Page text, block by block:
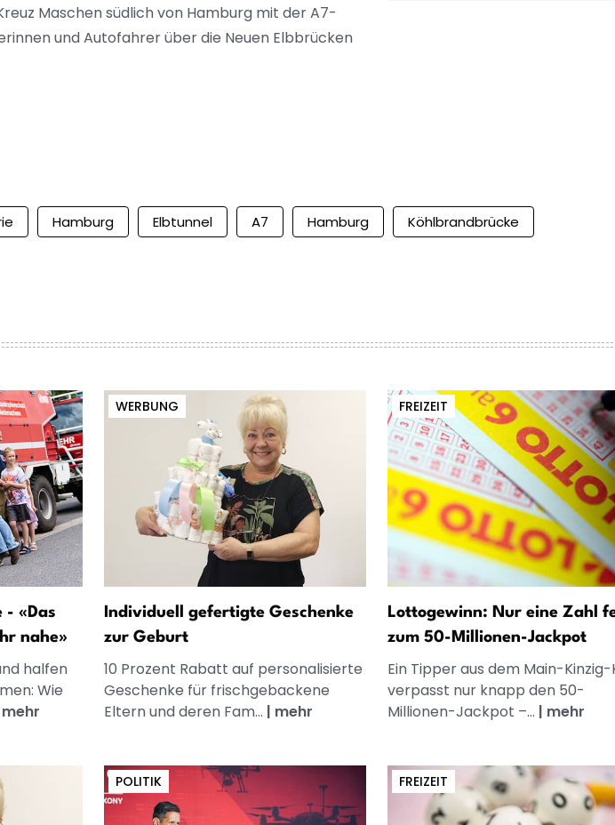
Maschen südlich von Hamburg mit der A7-
und Autofahrer über die Neuen Elbbrücken
Hamburg Elbtunnel A7 Hamburg Köhlbrandbrücke
- «Das
nahe»
halfen
Wie
mehr
WERBUNG
Individuell gefertigte Geschenke
zur Geburt
10 Prozent Rabatt auf personalisierte
Geschenke für frischgebackene
Eltern und deren Fam... | mehr
FREIZEIT
Lottogewinn: Nur eine Zahl
zum 50-Millionen-Jackpot
Ein Tipper aus dem Main-Kinzig-
verpasst nur knapp den 50-
Millionen-Jackpot –... | mehr
POLITIK FREIZEIT